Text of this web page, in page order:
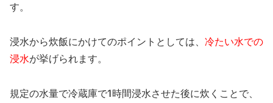
す。
浸水から炊飯にかけてのポイントとしては、 冷たい水での
浸水が挙げられます。
規定の水量で冷蔵庫で1時間浸水させた後に炊くことで、